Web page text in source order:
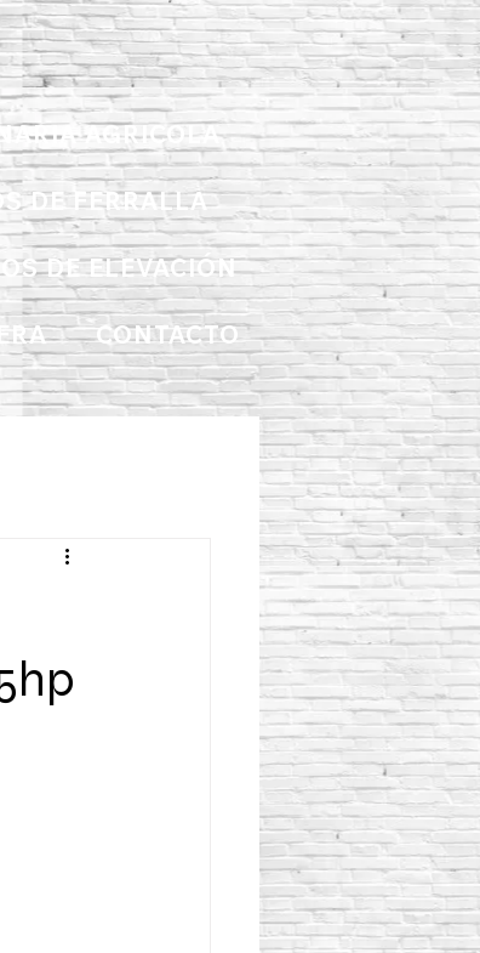
AGRICOLA
DE FERRALLA
DE ELEVACIÓN
CONTACTO